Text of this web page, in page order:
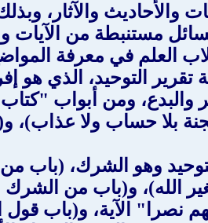
والأحاديث والآثار،
مستنبطة من الآيات
العلم في معرفة
التوحيد، الذي هو
والبدع، ومن أبواب
بلا حساب ولا عذاب)،
وهو الشرك، (باب
الله)، و(باب من الشرك
الآية، و(باب قول